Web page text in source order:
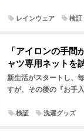
レインウェア 検証
「アイロンの手
ャツ専用ネットを
新生活がスタートし、
すが、その後の『お手
検証 洗濯グッズ